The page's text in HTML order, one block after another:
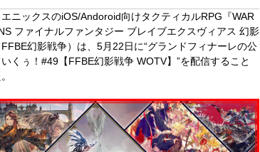
ニックスのiOS/Andoroid向けタクティカルRPG『WAR
ファイナルファンタジー ブレイブエクスヴィアス 幻影
幻影戦争）は、5月22日に“グランドフィナーレの公
くぅ！#49【FFBE幻影戦争 WOTV】”を配信すること